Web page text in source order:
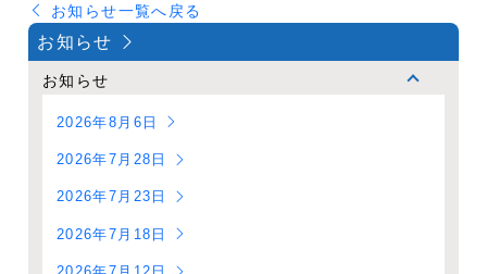
お知らせ一覧へ戻る
お知らせ
お知らせ
2026年8月6日
2026年7月28日
2026年7月23日
2026年7月18日